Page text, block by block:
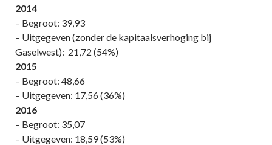
2014
– Begroot: 39,93
– Uitgegeven (zonder de kapitaalsverhoging bij
Gaselwest): 21,72 (54%)
2015
– Begroot: 48,66
– Uitgegeven: 17,56 (36%)
2016
– Begroot: 35,07
– Uitgegeven: 18,59 (53%)